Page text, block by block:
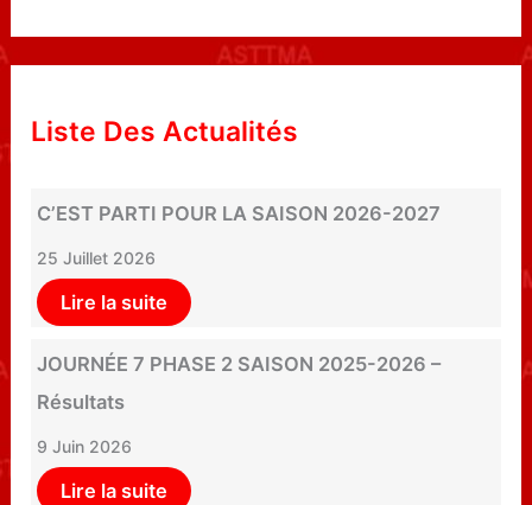
Liste Des Actualités
C’EST PARTI POUR LA SAISON 2026-2027
25 Juillet 2026
Lire la suite
JOURNÉE 7 PHASE 2 SAISON 2025-2026 –
Résultats
9 Juin 2026
Lire la suite